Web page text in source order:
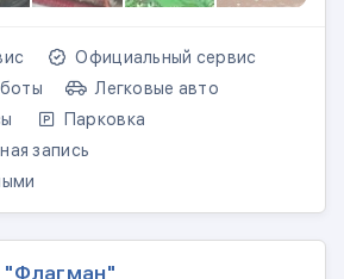
Официальный сервис
Легковые авто
Парковка
запись
"Флагман"